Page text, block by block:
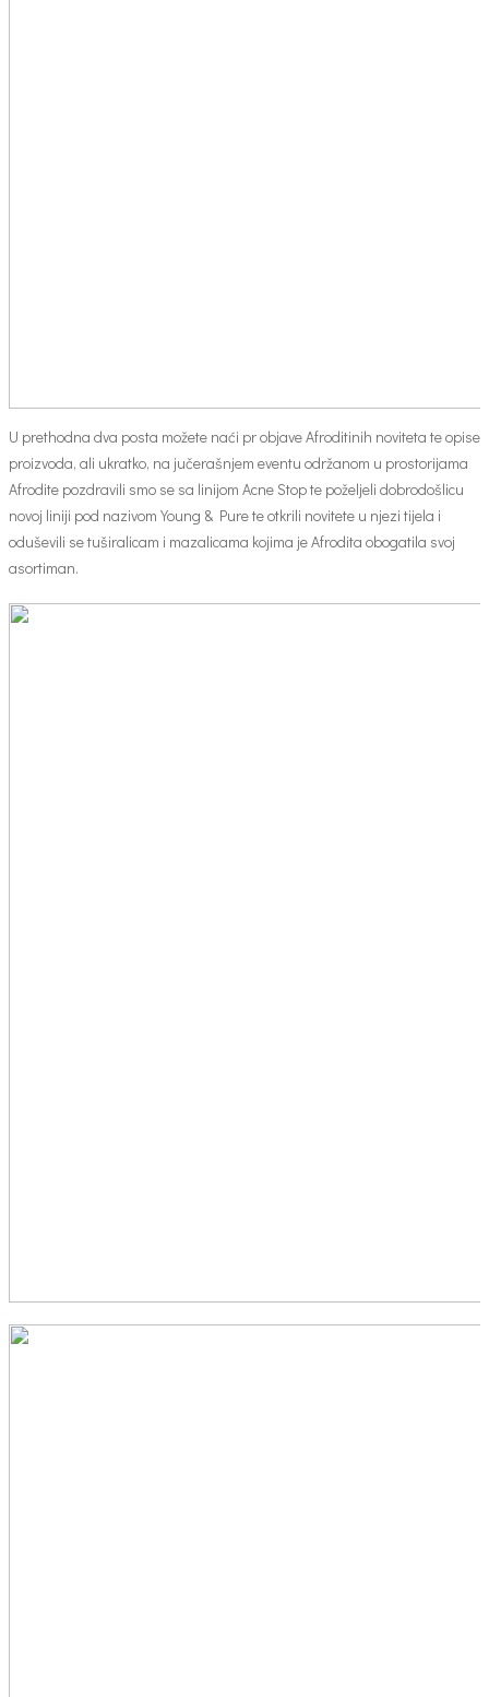
U prethodna dva posta možete naći pr objave Afroditinih noviteta te opise
proizvoda, ali ukratko, na jučerašnjem eventu održanom u prostorijama
Afrodite pozdravili smo se sa linijom Acne Stop te poželjeli dobrodošlicu
novoj liniji pod nazivom Young & Pure te otkrili novitete u njezi tijela i
oduševili se tuširalicam i mazalicama kojima je Afrodita obogatila svoj
asortiman.